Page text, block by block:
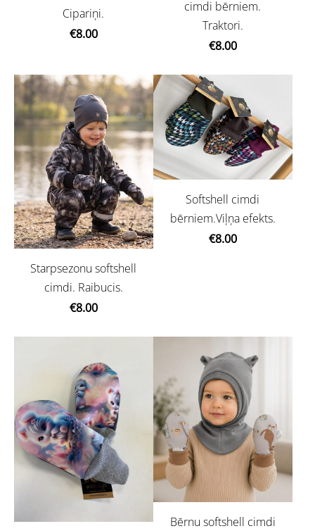
Cipariņi.
€8.00
cimdi bērniem.
Traktori.
€8.00
Starpsezonu softshell
cimdi. Raibucis.
€8.00
Softshell cimdi
bērniem.Viļņa efekts.
€8.00
Bērnu softshell cimdi